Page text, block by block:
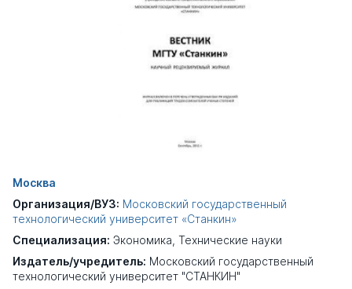
Москва
Организация/ВУЗ: Московский государственный
технологический университет «Станкин»
Специализация: Экономика Технические науки
Издатель/учредитель: Московский государственный
технологический университет "СТАНКИН"